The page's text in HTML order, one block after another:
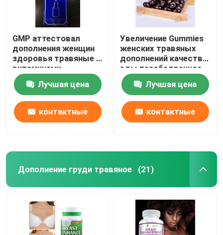
GMP аттестовал
дополнения женщин
здоровья травяные с
витаминами
Лучшая цена
контактные
Увеличение Gummies
женских травяных
дополнений качества
еды тазобедренное
на здоровая жизнь
Лучшая цена
контактные
Дополнение груди травяное (21)